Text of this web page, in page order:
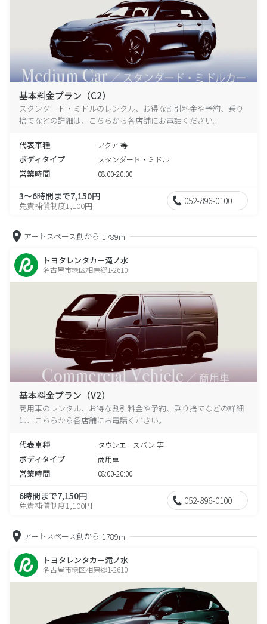
基本料金プラン（C2）
スタンダード・ミドルのレンタル、お得な割引料金や予約、乗り
捨てなどの詳細は、こちらから各店舗にお電話ください。
代表車種 アクア 等
ボディタイプ スタンダード・ミドル
営業時間 08:00-20:00
3～6時間まで7,150円
免責補償制度1,100円 052-896-0100
アートスペース創から 1789m
トヨタレンタカー滝ノ水
名古屋市緑区相原郷1-2610
基本料金プラン（V2）
商用車のレンタル、お得な割引料金や予約、乗り捨てなどの詳細
は、こちらから各店舗にお電話ください。
代表車種 タウンエースバン 等
ボディタイプ 商用車
営業時間 08:00-20:00
6時間まで7,150円
免責補償制度1,100円 052-896-0100
アートスペース創から 1789m
トヨタレンタカー滝ノ水
名古屋市緑区相原郷1-2610